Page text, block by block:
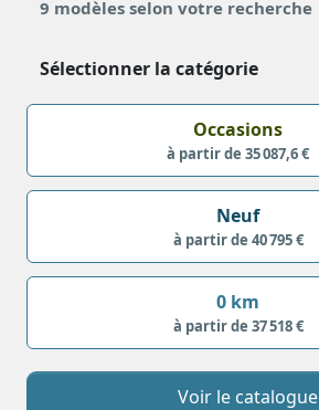
9 modèles selon votre recherche
Sélectionner la catégorie
Occasions
à partir de 35 087,6 €
Neuf
à partir de 40 795 €
0 km
à partir de 37 518 €
Voir le catalogue